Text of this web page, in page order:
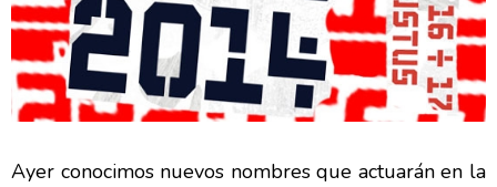
Ayer conocimos nuevos nombres que actuarán en la